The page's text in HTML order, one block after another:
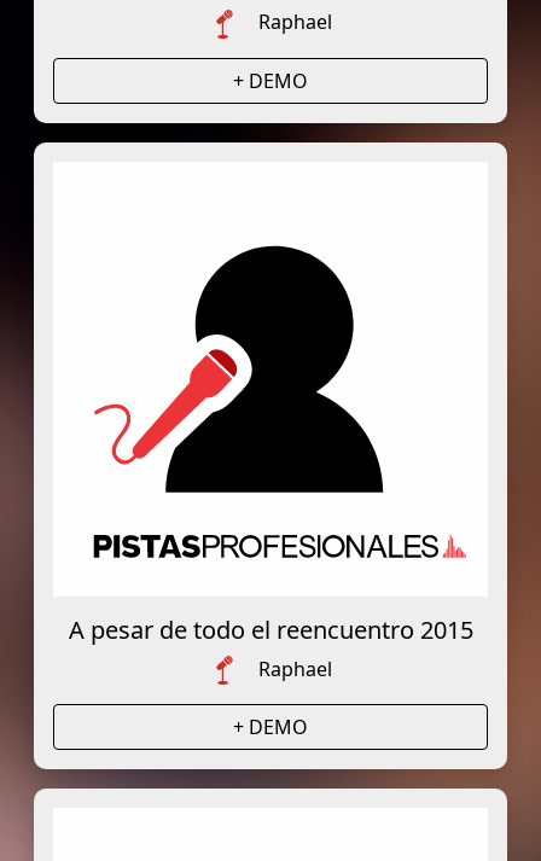
Raphael
+ DEMO
A pesar de todo el reencuentro 2015
Raphael
+ DEMO